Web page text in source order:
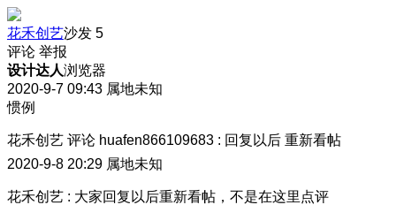
花禾创艺沙发 5
评论 举报
设计达人浏览器
2020-9-7 09:43 属地未知
惯例
花禾创艺 评论 huafen866109683 : 回复以后 重新看帖
2020-9-8 20:29 属地未知
花禾创艺 : 大家回复以后重新看帖，不是在这里点评